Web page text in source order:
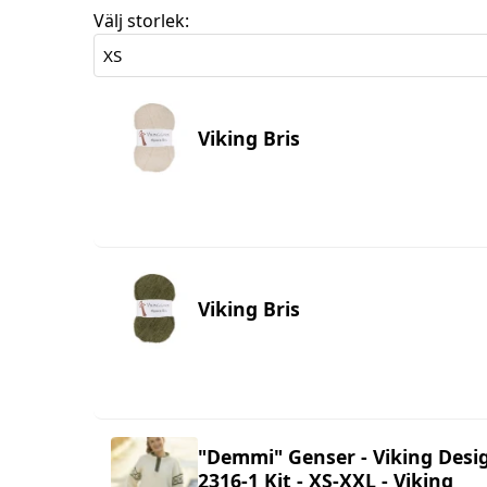
Välj storlek:
Viking Bris
Viking Bris
"Demmi" Genser - Viking
2316-1 Kit - XS-XXL - Viking